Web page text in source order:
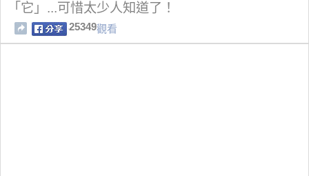
「它」...可惜太少人知道了！
25349觀看